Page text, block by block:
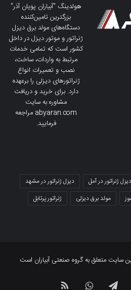
هولدینگ "آبیاران پویان آذر"
بزرگترین تامین‌کننده
دستگاه‌های مولد برق دیزل
ژنراتور و موتور دیزل در داخل
کشور است که تمامی خدمات
مرتبط به واردات، ساخت،
نصب و تعمیرات انواع
ژنراتورهای دیزلی را برعهده
دارد. برای خرید و دریافت
مشاوره به سایت
abyaran.com مراجعه
فرمایید.
دیزل ژنراتور در آمل
دیزل ژنراتور در مشهد
مولد برق دیزلی
ژنراتور پرتابل
سایت متعلق به گروه صنعتی آبیاران است
اینستاگرام تلگرام واتس